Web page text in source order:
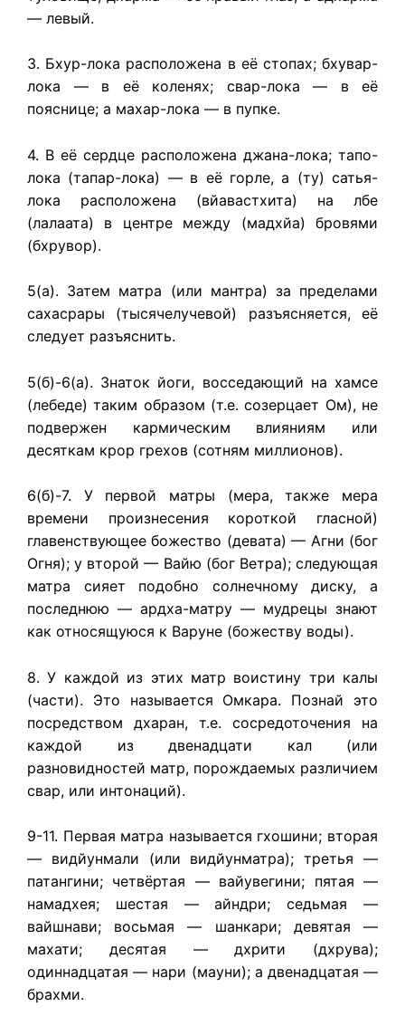
— левый.
3. Бхур-лока расположена в её стопах; бхувар-
лока — в её коленях; свар-лока — в её
пояснице; а махар-лока — в пупке.
4. В её сердце расположена джана-лока; тапо-
лока (тапар-лока) — в её горле, а (ту) сатья-
лока расположена (вйавастхита) на лбе
(лалаата) в центре между (мадхйа) бровями
(бхрувор).
5(а). Затем матра (или мантра) за пределами
сахасрары (тысячелучевой) разъясняется, её
следует разъяснить.
5(б)-6(а). Знаток йоги, восседающий на хамсе
(лебеде) таким образом (т.е. созерцает Ом), не
подвержен кармическим влияниям или
десяткам крор грехов (сотням миллионов).
6(б)-7. У первой матры (мера, также мера
времени произнесения короткой гласной)
главенствующее божество (девата) — Агни (бог
Огня); у второй — Вайю (бог Ветра); следующая
матра сияет подобно солнечному диску, а
последнюю — ардха-матру — мудрецы знают
как относящуюся к Варуне (божеству воды).
8. У каждой из этих матр воистину три калы
(части). Это называется Омкара. Познай это
посредством дхаран, т.е. сосредоточения на
каждой из двенадцати кал (или
разновидностей матр, порождаемых различием
свар, или интонаций).
9-11. Первая матра называется гхошини; вторая
— видйунмали (или видйунматра); третья —
патангини; четвёртая — вайувегини; пятая —
намадхея; шестая — айндри; седьмая —
вайшнави; восьмая — шанкари; девятая —
махати; десятая — дхрити (дхрува);
одиннадцатая — нари (мауни); а двенадцатая —
брахми.